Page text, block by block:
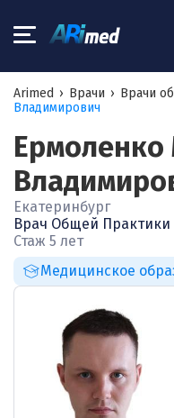
Arimed › Врачи › Врачи
Владимирович
Медицинское
Ермоленко
Екатеринбург
Врач Общей Практики
Стаж 5 лет
Ваше имя:*
Ваш телефон:*
Ваш e-mail:*
Я согласен на